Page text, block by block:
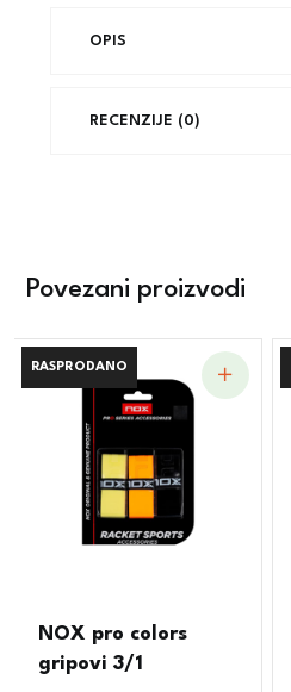
OPIS
RECENZIJE (0)
Povezani proizvodi
RASPRODANO
RASPRODANO
NOX pro colors
gripovi 3/1